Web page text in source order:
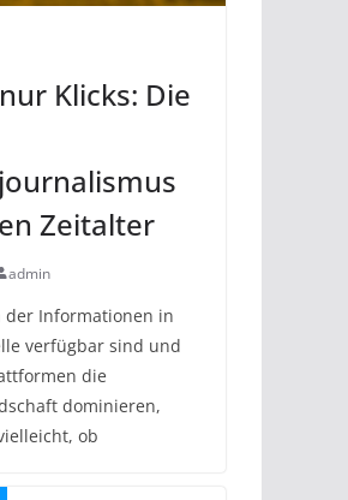
Klicks: Die
Zeitalter
admin
der Informationen in
verfügbar sind und
die
dominieren,
ob